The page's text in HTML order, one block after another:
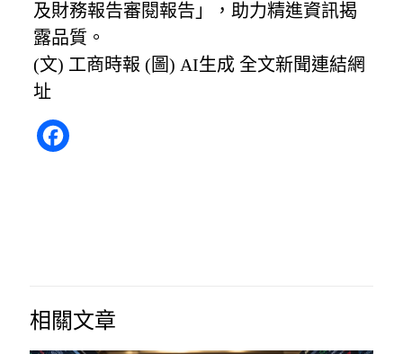
及財務報告審閱報告」，助力精進資訊揭
露品質。
(文) 工商時報 (圖) AI生成 全文新聞連結網
址
Facebook
相關文章